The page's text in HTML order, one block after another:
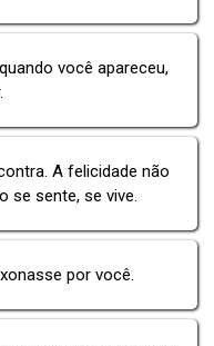
você apareceu,
A felicidade não
se sente, se vive.
por você.